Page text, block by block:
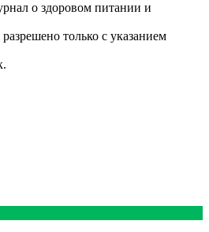
о здоровом питании и
только с указанием